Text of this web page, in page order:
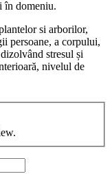
în domeniu.
si arborilor,
persoane, a corpului,
stresul și
nivelul de